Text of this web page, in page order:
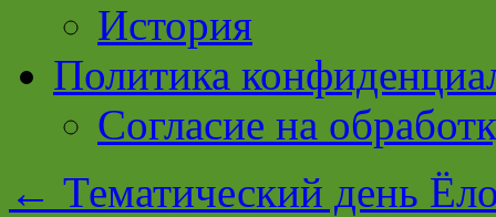
История
Политика
Согласие на
← Тематический день